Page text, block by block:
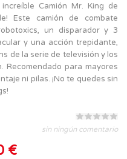
Camión Mr. King de
Este camión de combate
un disparador y 3
y una acción trepidante,
de la serie de televisión y los
Recomendado para mayores
ni pilas. ¡No te quedes sin
sin ningún comentario
€